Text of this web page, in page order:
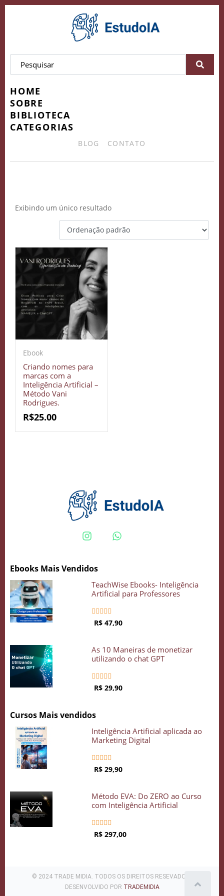
HOME
SOBRE
BIBLIOTECA
CATEGORIAS
BLOG CONTATO
Exibindo um único resultado
Ebook
Criando nomes para
marcas com a
Inteligência Artificial –
Método Vani
Rodrigues.
R$25.00
Ebooks Mais Vendidos
TeachWise Ebooks- Inteligência
Artificial para Professores
    
R$ 47,90
As 10 Maneiras de monetizar
utilizando o chat GPT
    
R$ 29,90
Cursos Mais vendidos
Inteligência Artificial aplicada ao
Marketing Digital
    
R$ 29,90
Método EVA: Do ZERO ao Curso
com Inteligência Artificial
    
R$ 297,00
© 2024 TRADE MIDIA. TODOS OS DIREITOS RESEVADOS .
DESENVOLVIDO POR TRADEMIDIA
Crie seu Avatar com Inteligência Artificial
COMECE GRÁTIS